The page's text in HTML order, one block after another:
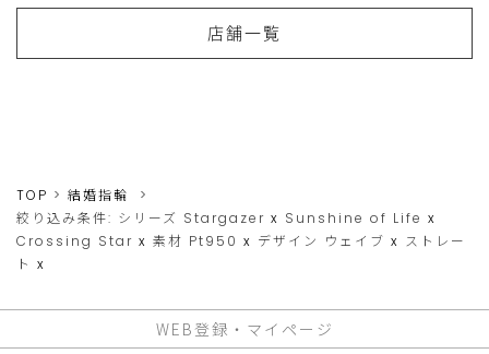
店舗一覧
TOP
結婚指輪
絞り込み条件: シリーズ Stargazer x Sunshine of Life x
Crossing Star x 素材 Pt950 x デザイン ウェイブ x ストレー
ト x
WEB登録・マイページ